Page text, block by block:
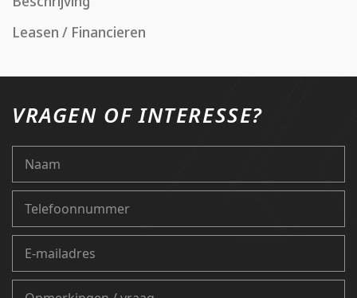
Leasen / Financieren
VRAGEN OF INTERESSE?